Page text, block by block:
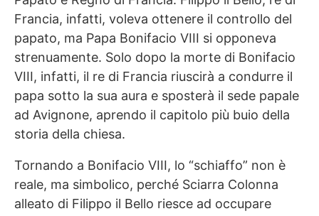
Francia, infatti, voleva ottenere il controllo del
papato, ma Papa Bonifacio VIII si opponeva
strenuamente. Solo dopo la morte di Bonifacio
VIII, infatti, il re di Francia riuscirà a condurre il
papa sotto la sua aura e sposterà il sede papale
ad Avignone, aprendo il capitolo più buio della
storia della chiesa.
Tornando a Bonifacio VIII, lo “schiaffo” non è
reale, ma simbolico, perché Sciarra Colonna
alleato di Filippo il Bello riesce ad occupare